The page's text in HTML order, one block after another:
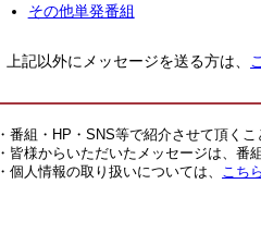
その他単発番組
上記以外にメッセージを送る方は、
・番組・HP・SNS等で紹介させて頂く
・皆様からいただいたメッセージは、
・個人情報の取り扱いについては、
こちら